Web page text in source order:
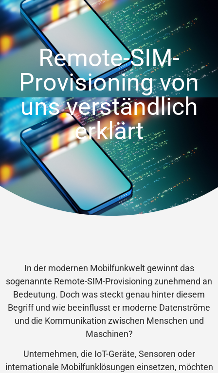
Remote-SIM-
Provisioning von
uns verständlich
erklärt
In der modernen Mobilfunkwelt gewinnt das
sogenannte Remote-SIM-Provisioning zunehmend an
Bedeutung. Doch was steckt genau hinter diesem
Begriff und wie beeinflusst er moderne Datenströme
und die Kommunikation zwischen Menschen und
Maschinen?
Unternehmen, die IoT-Geräte, Sensoren oder
internationale Mobilfunklösungen einsetzen, möchten